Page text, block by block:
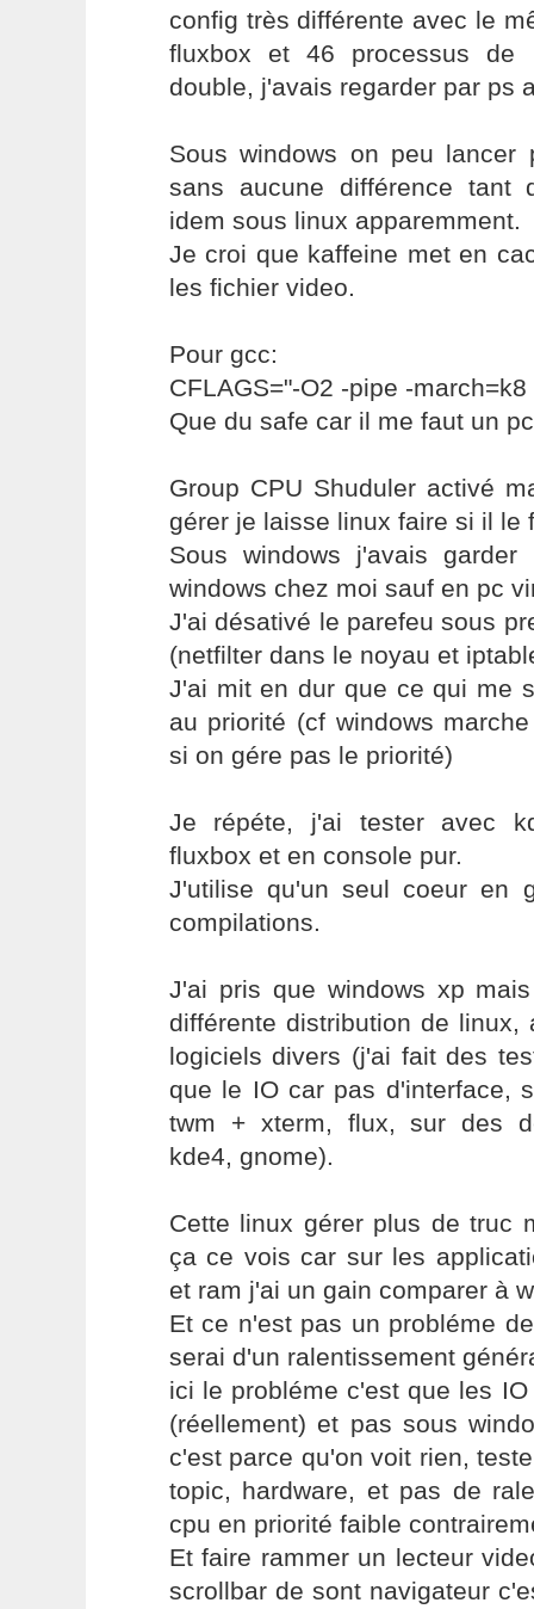
config très différente avec le
fluxbox et 46 processus de
double, j'avais regarder par ps
Sous windows on peu lancer
sans aucune différence tant
idem sous linux apparemment.
Je croi que kaffeine met en
les fichier video.
Pour gcc:
CFLAGS="-O2 -pipe -
Que du safe car il me faut un
Group CPU Shuduler activé
gérer je laisse linux faire si il le
Sous windows j'avais
windows chez moi sauf en pc
J'ai désativé le parefeu sous
(netfilter dans le noyau et
J'ai mit en dur que ce qui me
au priorité (cf windows
si on gére pas le priorité)
Je répéte, j'ai tester avec
fluxbox et en console pur.
J'utilise qu'un seul coeur en
compilations.
J'ai pris que windows xp
différente distribution de linux,
logiciels divers (j'ai fait des
que le IO car pas d'interface,
twm + xterm, flux, sur des
kde4, gnome).
Cette linux gérer plus de truc
ça ce vois car sur les
et ram j'ai un gain comparer à
Et ce n'est pas un probléme
serai d'un ralentissement
ici le probléme c'est que les
(réellement) et pas sous
c'est parce qu'on voit rien,
topic, hardware, et pas de
cpu en priorité faible
Et faire rammer un lecteur
scrollbar de sont navigateur